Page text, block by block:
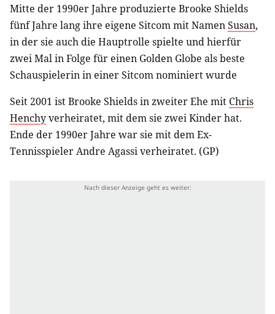
Mitte der 1990er Jahre produzierte Brooke Shields
fünf Jahre lang ihre eigene Sitcom mit NamenSusan,
in der sie auch die Hauptrolle spielte und hierfür
zwei Mal in Folge für einen Golden Globe als beste
Schauspielerin in einer Sitcom nominiert wurde
Seit 2001 ist Brooke Shields in zweiter Ehe mit Chris
Henchyverheiratet, mit dem sie zwei Kinder hat.
Ende der 1990er Jahre war sie mit dem Ex-
Tennisspieler Andre Agassi verheiratet. (GP)